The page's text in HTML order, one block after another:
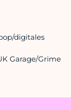
digitales
Garage/Grime